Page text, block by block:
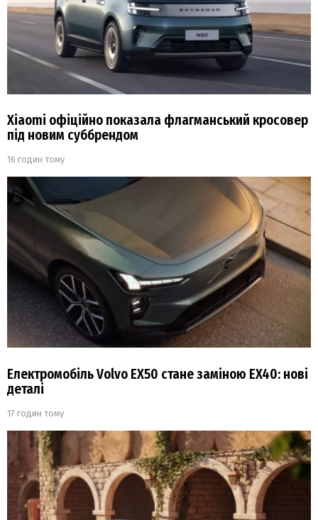
Xiaomi офіційно показала флагманський кросовер
під новим суббрендом
16 годин тому
Електромобіль Volvo EX50 стане заміною EX40: нові
деталі
17 годин тому